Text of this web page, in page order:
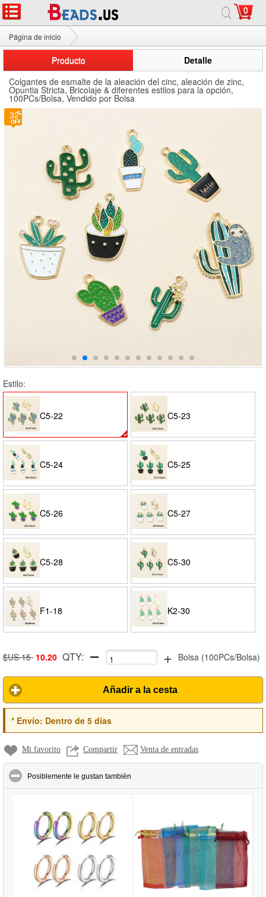
0
Página de inicio
Colgantes de esmalte de la aleación del cinc
Producto
Detalle
Colgantes de esmalte de la aleación del cinc, aleación de zinc,
Opuntia Stricta, Bricolaje & diferentes estilos para la opción,
100PCs/Bolsa, Vendido por Bolsa
32
Estilo:
C5-22 C5-23
C5-24 C5-25
C5-26 C5-27
C5-28 C5-30
F1-18 K2-30
$US 15 10.20 QTY: + Bolsa(100PCs/Bolsa)
Añadir a la cesta
*Envío: Dentro de 5 días
Mi favorito Compartir Venta de entradas
Posiblemente le gustan también